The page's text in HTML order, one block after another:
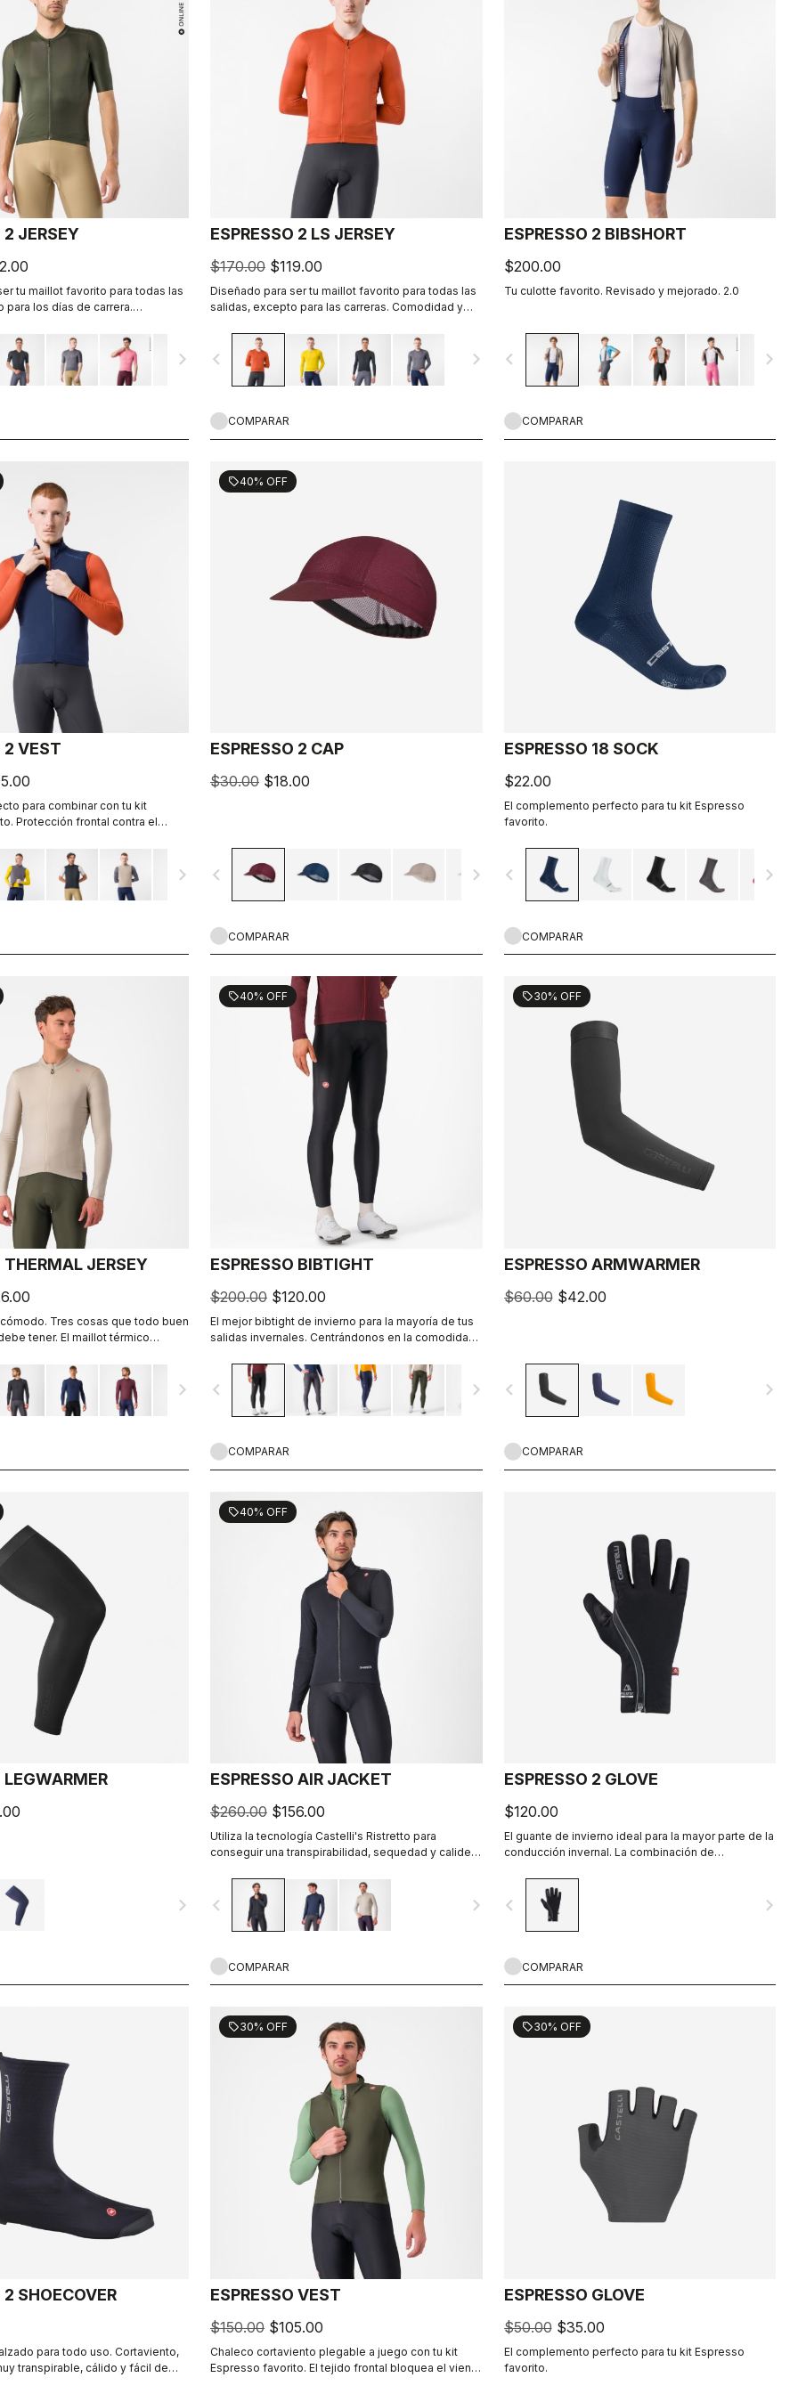
2 JERSEY
tu maillot favorito para todas las
para los días de carrera.
navigate_next
ESPRESSO 2 LS JERSEY
$170.00 $119.00
Diseñado para ser tu maillot favorito para todas las
salidas, excepto para las carreras. Comodidad y
Tejido de peso veraniego para los días frescos.
navigate_before navigate_next
COMPARAR
ESPRESSO 2 BIBSHORT
$200.00
Tu culotte favorito. Revisado y mejorado. 2.0
navigate_before navigate_next
COMPARAR
2 VEST
para combinar con tu kit
Protección frontal contra el
de doble apertura.
navigate_next
sell40% OFF
ESPRESSO 2 CAP
$30.00 $18.00
navigate_before navigate_next
COMPARAR
ESPRESSO 18 SOCK
$22.00
El complemento perfecto para tu kit Espresso
favorito.
navigate_before navigate_next
COMPARAR
THERMAL JERSEY
Tres cosas que todo buen
tener. El maillot térmico
proporciona un tacto increíble
mantiene abrigado y, lo que es
cómodo.
navigate_next
sell40% OFF
ESPRESSO BIBTIGHT
$200.00 $120.00
El mejor bibtight de invierno para la mayoría de tus
salidas invernales. Centrándonos en la comodidad,
Thermoflex en todo el conjunto, con costuras
ubicadas estratégicamente para minimizar la
irritación, y el acolchado del asiento Progetto X2 Air
Seamless para mejorar la comodidad al pasar
navigate_before navigate_next
COMPARAR
sell30% OFF
ESPRESSO ARMWARMER
$60.00 $42.00
navigate_before navigate_next
COMPARAR
LEGWARMER
navigate_next
sell40% OFF
ESPRESSO AIR JACKET
$260.00 $156.00
Utiliza la tecnología Castelli's Ristretto para
conseguir una transpirabilidad, sequedad y calidez
ofrece una gran elasticidad para un ajuste ceñido al
cuerpo con total libertad de movimiento.
navigate_before navigate_next
COMPARAR
ESPRESSO 2 GLOVE
$120.00
El guante de invierno ideal para la mayor parte de la
conducción invernal. La combinación de
manos calientes y protegidas de la intemperie.
navigate_before navigate_next
COMPARAR
2 SHOECOVER
para todo uso. Cortaviento,
transpirable, cálido y fácil de
sell30% OFF
ESPRESSO VEST
$150.00 $105.00
Chaleco cortaviento plegable a juego con tu kit
Espresso favorito. El tejido frontal bloquea el viento
sell30% OFF
ESPRESSO GLOVE
$50.00 $35.00
El complemento perfecto para tu kit Espresso
favorito.